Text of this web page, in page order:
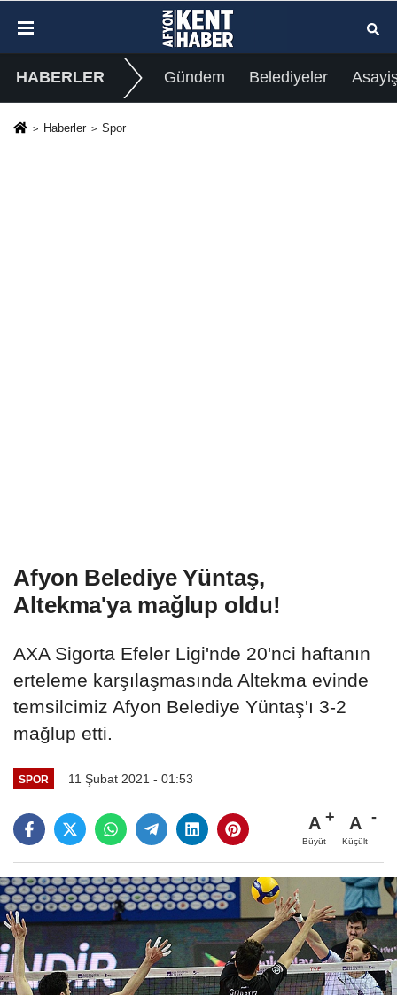
HABERLER Gündem Belediyeler
Haberler Spor
Afyon Belediye Yüntaş,
Altekma'ya mağlup oldu!
AXA Sigorta Efeler Ligi'nde 20'nci haftanın
erteleme karşılaşmasında Altekma evinde
temsilcimiz Afyon Belediye Yüntaş'ı 3-2
mağlup etti.
SPOR 11 Şubat 2021 - 01:53
A
Büyüt
A
Küçült